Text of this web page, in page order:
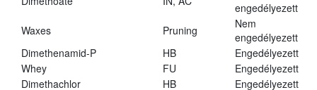
engedélyezett
Waxes
Pruning
Nem
engedélyezett
Dimethenamid-P
HB
Engedélyezett
Whey
FU
Engedélyezett
Dimethachlor
HB
Engedélyezett